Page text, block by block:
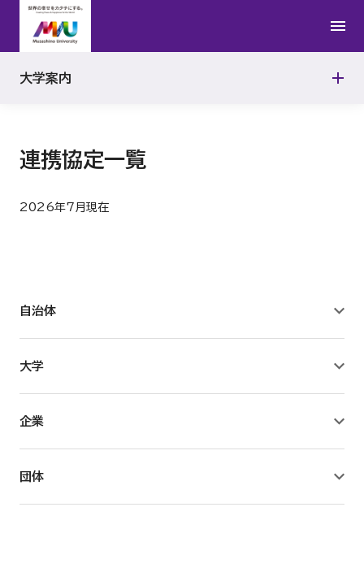
連携協定一覧
2026年7月現在
自治体
大学
企業
団体
大学案内
キャンパス
有明キャンパス
情報公開
学生支援に関する方針
武蔵野大学オープンアクセス方針